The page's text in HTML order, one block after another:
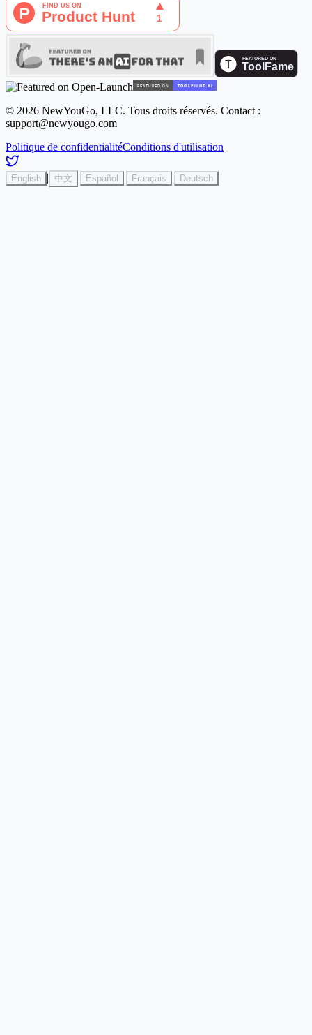
© 2026 NewYouGo, LLC. Tous droits réservés. Contact :
support@newyougo.com
Politique de confidentialitéConditions d'utilisation
English | 中文 | Español | Français | Deutsch